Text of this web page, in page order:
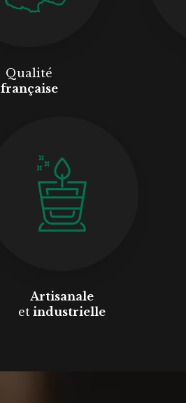
Qualité
française
Artisanale
etindustrielle